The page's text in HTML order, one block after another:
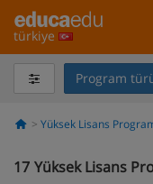
türkiye
Program
Yüksek Lisans
17 Yüksek Lisans